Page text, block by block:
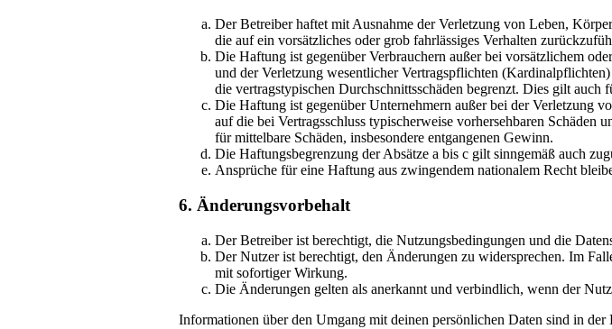
Der Betreiber haftet mit Ausnahme der Verletzung von Leben,
die auf ein vorsätzliches oder grob fahrlässiges Verhalten
Die Haftung ist gegenüber Verbrauchern außer bei vorsätzlichem
und der Verletzung wesentlicher Vertragspflichten
die vertragstypischen Durchschnittsschäden begrenzt. Dies gilt
Die Haftung ist gegenüber Unternehmern außer bei der Verletzung
auf die bei Vertragsschluss typischerweise vorhersehbaren
für mittelbare Schäden, insbesondere entgangenen Gewinn.
Die Haftungsbegrenzung der Absätze a bis c gilt sinngemäß auch
Ansprüche für eine Haftung aus zwingendem nationalem Recht
6. Änderungsvorbehalt
Der Betreiber ist berechtigt, die Nutzungsbedingungen und die
Der Nutzer ist berechtigt, den Änderungen zu widersprechen. Im
mit sofortiger Wirkung.
Die Änderungen gelten als anerkannt und verbindlich, wenn der
Informationen über den Umgang mit deinen persönlichen Daten sind in der